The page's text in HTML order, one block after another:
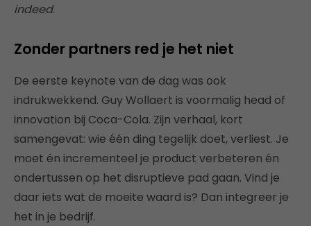
indeed.
Zonder partners red je het niet
De eerste keynote van de dag was ook
indrukwekkend. Guy Wollaert is voormalig head of
innovation bij Coca-Cola. Zijn verhaal, kort
samengevat: wie één ding tegelijk doet, verliest. Je
moet én incrementeel je product verbeteren én
ondertussen op het disruptieve pad gaan. Vind je
daar iets wat de moeite waard is? Dan integreer je
het in je bedrijf.